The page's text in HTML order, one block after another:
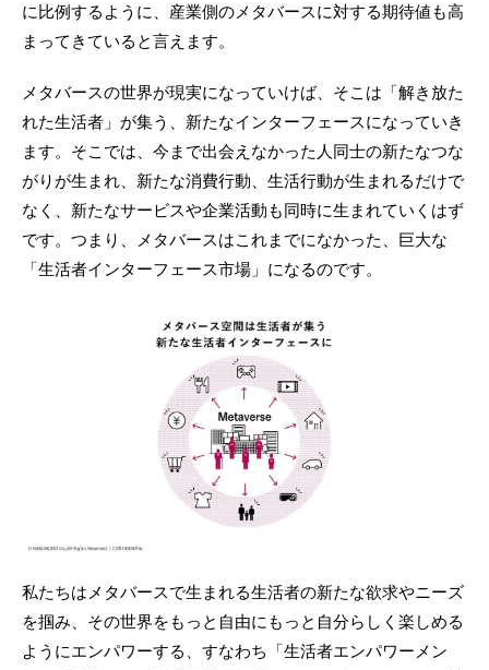
に比例するように、産業側のメタバースに対する期待値も高
まってきていると言えます。
メタバースの世界が現実になっていけば、そこは「解き放た
れた生活者」が集う、新たなインターフェースになっていき
ます。そこでは、今まで出会えなかった人同士の新たなつな
がりが生まれ、新たな消費行動、生活行動が生まれるだけで
なく、新たなサービスや企業活動も同時に生まれていくはず
です。つまり、メタバースはこれまでになかった、巨大な
「生活者インターフェース市場」になるのです。
私たちはメタバースで生まれる生活者の新たな欲求やニーズ
を掴み、その世界をもっと自由にもっと自分らしく楽しめる
ようにエンパワーする、すなわち「生活者エンパワーメン